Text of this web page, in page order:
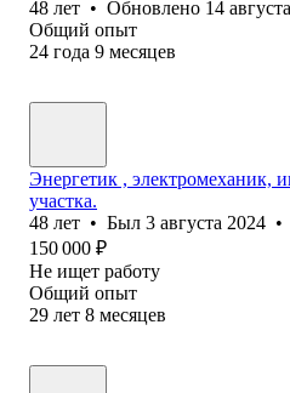
48 лет • Обновлено 14
Общий опыт
24 года 9 месяцев
Энергетик , электромеханик,
участка.
48 лет • Был 3 августа 2024 •
150 000 ₽
Не ищет работу
Общий опыт
29 лет 8 месяцев